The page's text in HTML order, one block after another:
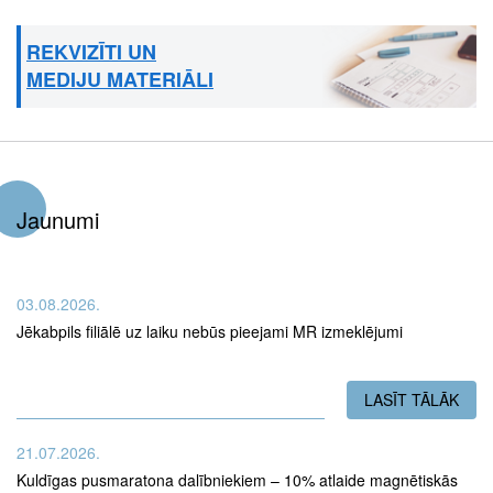
REKVIZĪTI UN
MEDIJU MATERIĀLI
Jaunumi
03.08.2026.
Jēkabpils filiālē uz laiku nebūs pieejami MR izmeklējumi
LASĪT TĀLĀK
21.07.2026.
Kuldīgas pusmaratona dalībniekiem – 10% atlaide magnētiskās